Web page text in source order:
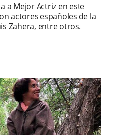
a Mejor Actriz en este
actores españoles de la
Zahera, entre otros.